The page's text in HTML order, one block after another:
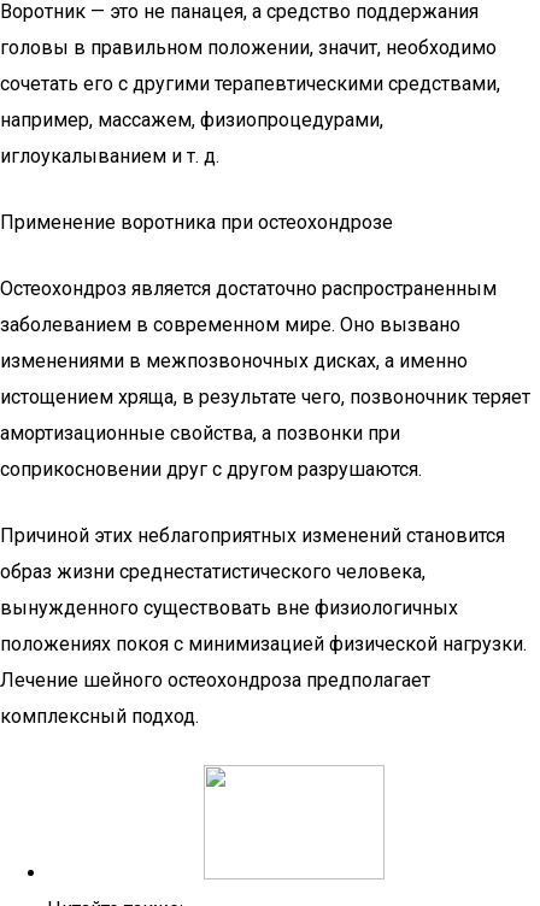
Воротник — это не панацея, а средство поддержания
головы в правильном положении, значит, необходимо
сочетать его с другими терапевтическими средствами,
например, массажем, физиопроцедурами,
иглоукалыванием и т. д.
Применение воротника при остеохондрозе
Остеохондроз является достаточно распространенным
заболеванием в современном мире. Оно вызвано
изменениями в межпозвоночных дисках, а именно
истощением хряща, в результате чего, позвоночник теряет
амортизационные свойства, а позвонки при
соприкосновении друг с другом разрушаются.
Причиной этих неблагоприятных изменений становится
образ жизни среднестатистического человека,
вынужденного существовать вне физиологичных
положениях покоя с минимизацией физической нагрузки.
Лечение шейного остеохондроза предполагает
комплексный подход.